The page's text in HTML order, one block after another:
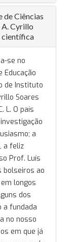
de Ciências
A. Cyrillo
científica
se no
Educação
de Instituto
Soares
L. O país
a
a feliz
Prof. Luís
bolseiros ao
longos
dos
a fundada
no nosso
em que já